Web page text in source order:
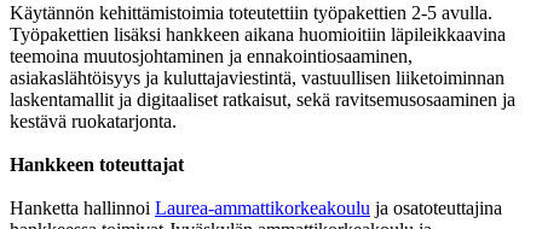
Käytännön kehittämistoimia toteutettiin työpakettien 2-5 avulla.
Työpakettien lisäksi hankkeen aikana huomioitiin läpileikkaavina
teemoina muutosjohtaminen ja ennakointiosaaminen,
asiakaslähtöisyys ja kuluttajaviestintä, vastuullisen liiketoiminnan
laskentamallit ja digitaaliset ratkaisut, sekä ravitsemusosaaminen ja
kestävä ruokatarjonta.
Hankkeen toteuttajat
Hanketta hallinnoi Laurea-ammattikorkeakoulu ja osatoteuttajina